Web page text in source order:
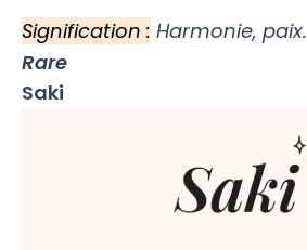
Signification : Harmonie, paix.
Rare
Saki